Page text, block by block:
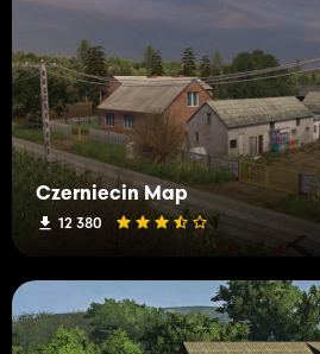
Czerniecin Map
12 380